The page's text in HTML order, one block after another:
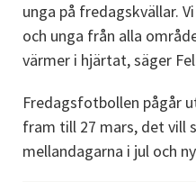
unga på fredagskvällar.
och unga från alla
värmer i hjärtat, säger
Fredagsfotbollen pågår
fram till 27 mars, det vill
mellandagarna i jul och